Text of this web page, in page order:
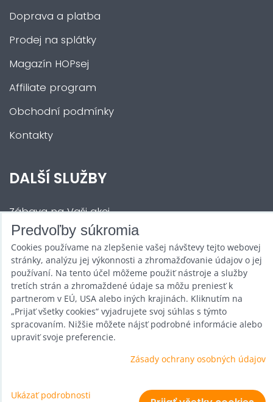
Doprava a platba
Prodej na splátky
Magazín HOPsej
Affiliate program
Obchodní podmínky
Kontakty
DALŠÍ SLUŽBY
Zábava na Vaši akci
Půjčovna
Promotéři
Kurzy a setkání
Velkoobchod
Nabídka práce
Zásady ochrany osobných údajov
Predvoľby súkromia
Cookies používame na zlepšenie vašej návštevy tejto webovej
stránky, analýzu jej výkonnosti a zhromažďovanie údajov o jej
používaní. Na tento účel môžeme použiť nástroje a služby
tretích strán a zhromaždené údaje sa môžu preniesť k
partnerom v EÚ, USA alebo iných krajinách. Kliknutím na
„Prijať všetky cookies“ vyjadrujete svoj súhlas s týmto
spracovaním. Nižšie môžete nájsť podrobné informácie alebo
upraviť svoje preferencie.
Zásady ochrany osobných údajov
Ukázať podrobnosti